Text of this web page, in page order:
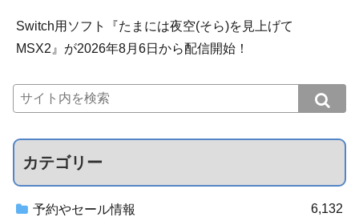
Switch用ソフト『たまには夜空(そら)を見上げて
MSX2』が2026年8月6日から配信開始！
カテゴリー
予約やセール情報 6,132